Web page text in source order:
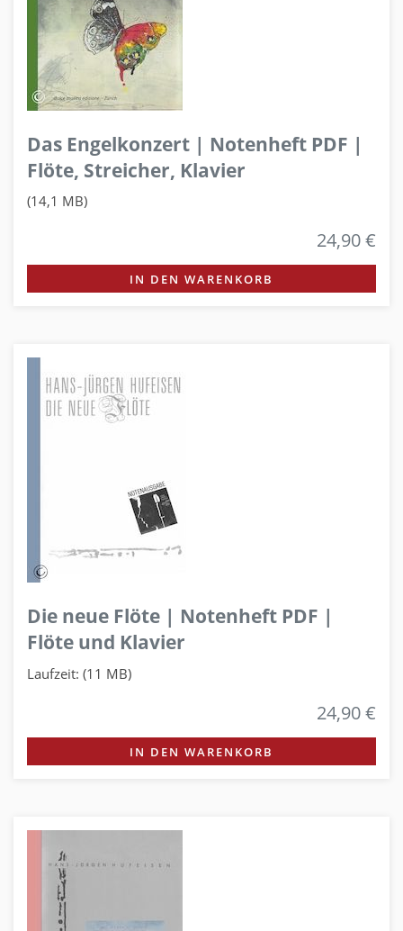
Das Engelkonzert | Notenheft PDF |
Flöte, Streicher, Klavier
(14,1 MB)
24,90 €
IN DEN WARENKORB
Die neue Flöte | Notenheft PDF |
Flöte und Klavier
Laufzeit: (11 MB)
24,90 €
IN DEN WARENKORB